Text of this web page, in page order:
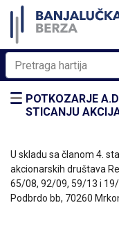
POTKOZARJE
STICANJU
U skladu sa članom 4.
akcionarskih društava
65/08, 92/09, 59/13 i 19/
Podbrdo bb, 70260